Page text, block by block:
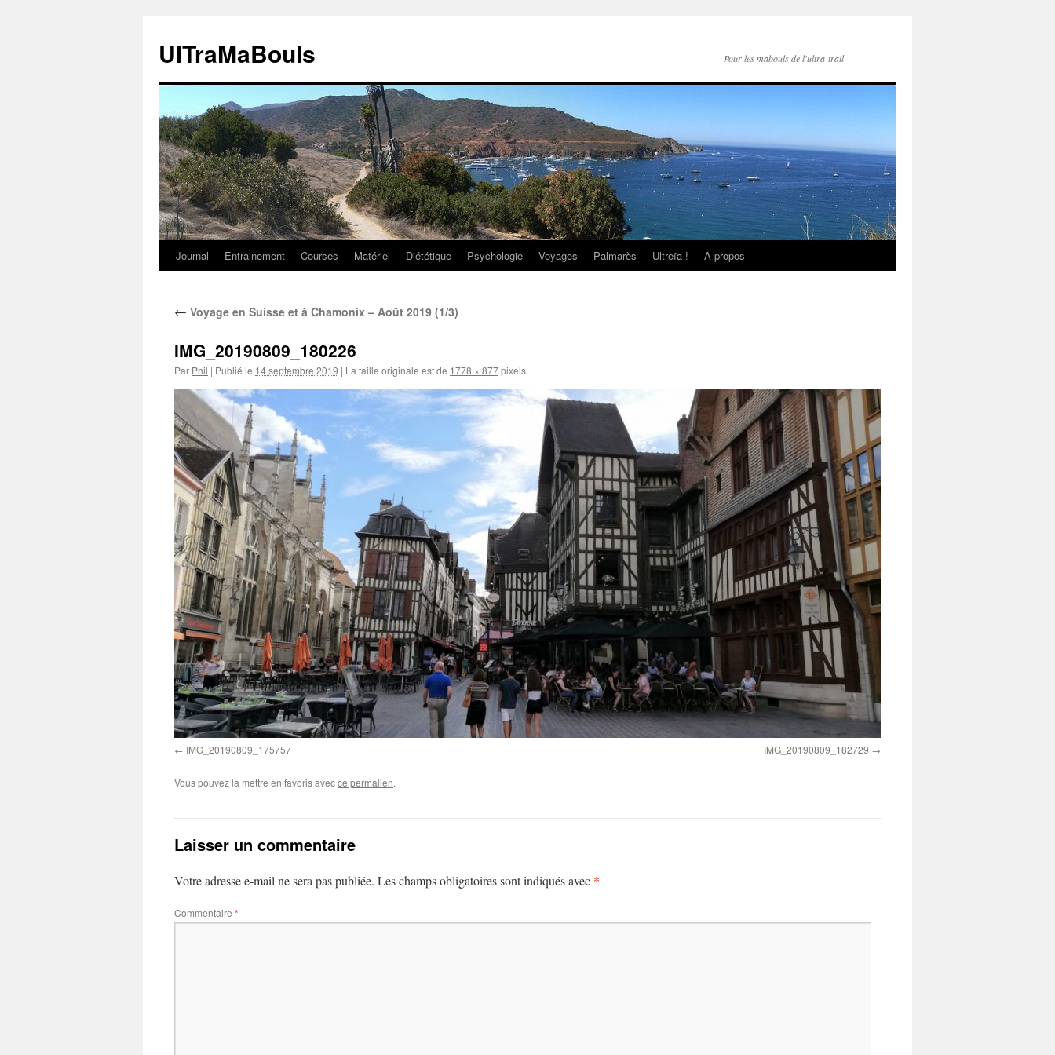
contenu
UlTraMaBouls Pour les mabouls de l'ultra-trail
Journal Entrainement Courses Matériel Diététique Psychologie Voyages Palmarès Ultreïa ! A propos
← Voyage en Suisse et à Chamonix – Août 2019 (1/3)
IMG_20190809_180226
Par Phil | Publié le 14 septembre 2019 | La taille originale est de 1778 × 877pixels
IMG_20190809_175757 IMG_20190809_182729
Vous pouvez la mettre en favoris avecce permalien.
Laisser un commentaire
Votre adresse e-mail ne sera pas publiée. Les champs obligatoires sont indiqués avec *
Commentaire *